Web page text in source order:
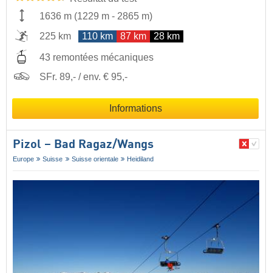
1636 m (1229 m - 2865 m)
225 km
110 km 87 km 28 km
43 remontées mécaniques
SFr. 89,- / env. € 95,-
Informations
Pizol – Bad Ragaz/​Wangs
Europe Suisse Suisse orientale Heidiland